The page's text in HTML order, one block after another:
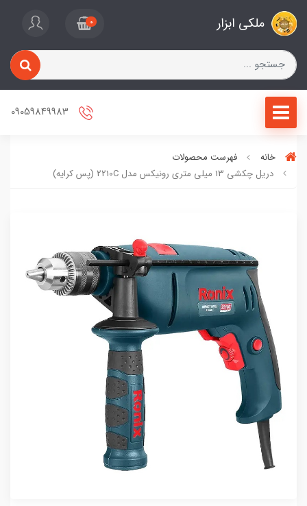
ملکی ابزار 0
خانه
فهرست محصولات
دریل چکشی 13 میلی‌ متری رونیکس مدل 2210C (پس کرایه)